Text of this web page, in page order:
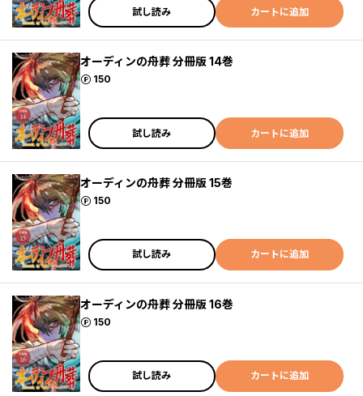
試し読み カートに追加
オーディンの舟葬 分冊版 14巻
150
ポイント
試し読み カートに追加
オーディンの舟葬 分冊版 15巻
150
ポイント
試し読み カートに追加
オーディンの舟葬 分冊版 16巻
150
ポイント
試し読み カートに追加